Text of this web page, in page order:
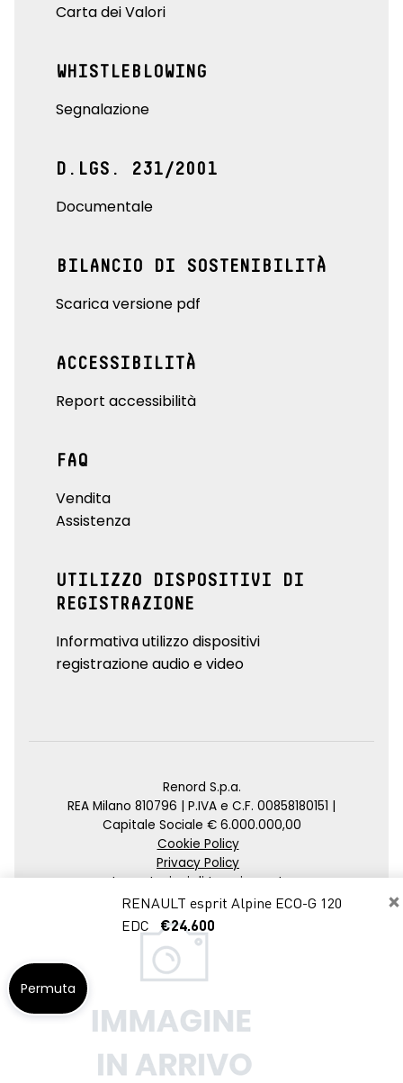
×
RENAULT esprit Alpine ECO-G 120
EDC
€24.600
Carta dei Valori
WHISTLEBLOWING
Segnalazione
D.LGS. 231/2001
Documentale
BILANCIO DI SOSTENIBILITÀ
Scarica versione pdf
ACCESSIBILITÀ
Report accessibilità
FAQ
Vendita
Assistenza
UTILIZZO DISPOSITIVI DI
REGISTRAZIONE
Informativa utilizzo dispositivi
registrazione audio e video
Renord S.p.a.
REA Milano 810796 | P.IVA e C.F. 00858180151 |
Capitale Sociale € 6.000.000,00
Cookie Policy
Privacy Policy
Impostazioni di tracciamento
Credits
Agenzia SEO
Permuta